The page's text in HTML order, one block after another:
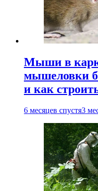
Мыши в
мышеловки
и как
6 месяцев спустя3